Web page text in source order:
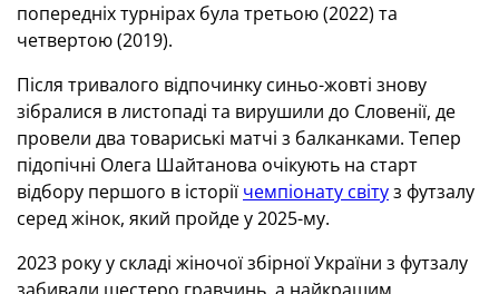
попередніх турнірах була третьою (2022) та
четвертою (2019).
Після тривалого відпочинку синьо-жовті знову
зібралися в листопаді та вирушили до Словенії, де
провели два товариські матчі з балканками. Тепер
підопічні Олега Шайтанова очікують на старт
відбору першого в історіїчемпіонату світуз футзалу
серед жінок, який пройде у 2025-му.
2023 року у складі жіночої збірної України з футзалу